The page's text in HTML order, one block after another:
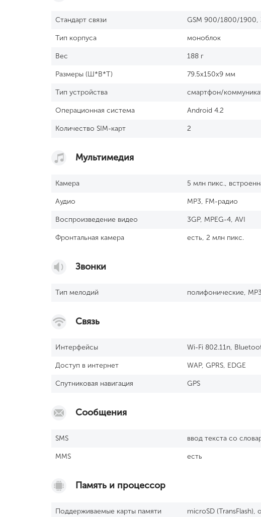
Стандарт связи GSM 900/1800/1900,
Тип корпуса моноблок
Вес 188 г
Размеры (Ш*В*Т) 79.5x150x9 мм
Тип устройства смартфон/
Операционная система Android 4.2
Количество SIM-карт 2
Мультимедия
Камера 5 млн пикс.,
Аудио MP3, FM-радио
Воспроизведение видео 3GP, MPEG-4, AVI
Фронтальная камера есть, 2 млн пикс.
Звонки
Тип мелодий полифонические,
Связь
Интерфейсы Wi-Fi 802.11n,
Доступ в интернет WAP, GPRS, EDGE
Спутниковая навигация GPS
Сообщения
SМS ввод текста со
MMS есть
Память и процессор
Поддерживаемые карты памяти microSD